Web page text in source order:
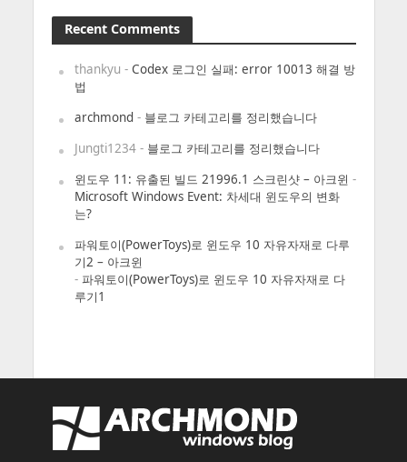
Recent Comments
thankyu - Codex 로그인 실패: error 10013 해결 방
법
archmond- 블로그 카테고리를 정리했습니다
Jungti1234- 블로그 카테고리를 정리했습니다
윈도우 11: 유출된 빌드 21996.1 스크린샷 – 아크윈 -
Microsoft Windows Event: 차세대 윈도우의 변화
는?
파워토이(PowerToys)로 윈도우 10 자유자재로 다루
기2 – 아크윈
- 파워토이(PowerToys)로 윈도우 10 자유자재로 다
루기1